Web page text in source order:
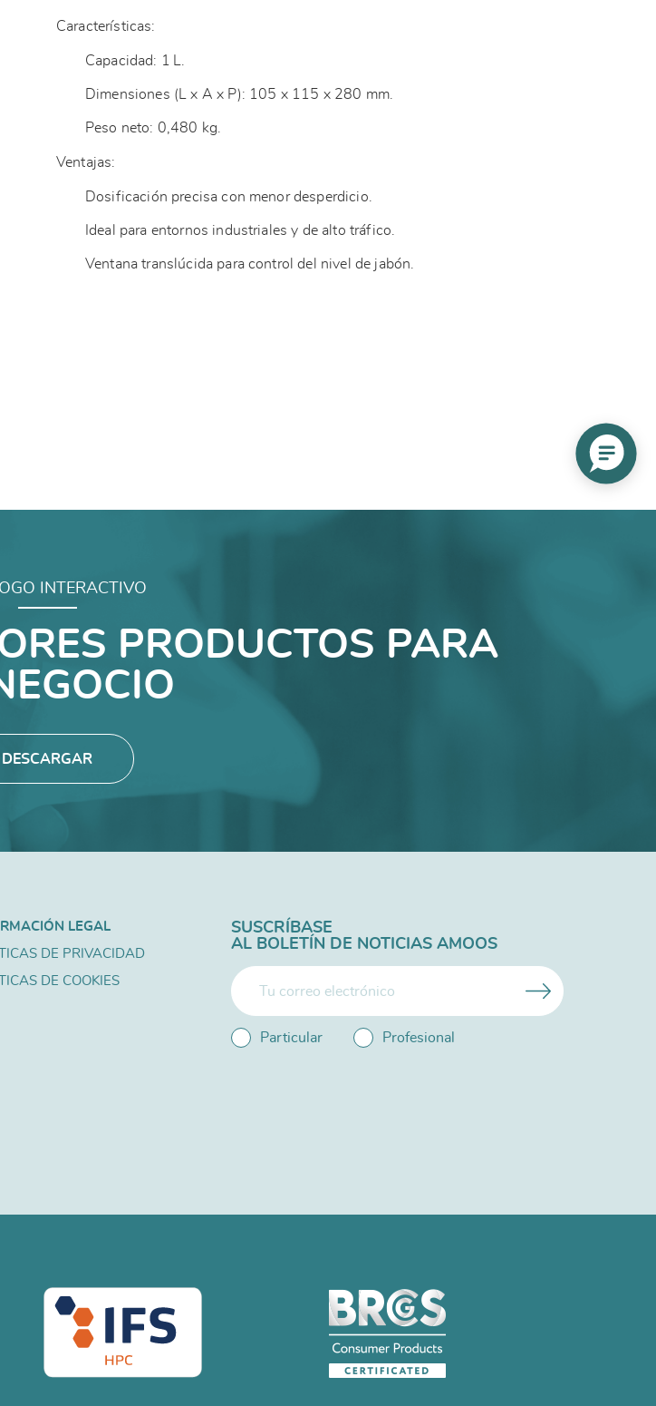
Características:
Capacidad: 1 L.
Dimensiones (L x A x P): 105 x 115 x 280 mm.
Peso neto: 0,480 kg.
Ventajas:
Dosificación precisa con menor desperdicio.
Ideal para entornos industriales y de alto tráfico.
Ventana translúcida para control del nivel de jabón.
INTERACTIVO
PRODUCTOS PARA
DESCARGAR
LEGAL
DE PRIVACIDAD
DE COOKIES
SUSCRÍBASE
AL BOLETÍN DE NOTICIAS AMOOS
Particular Profesional